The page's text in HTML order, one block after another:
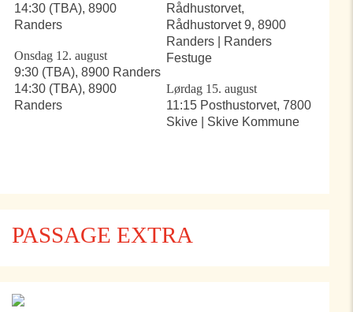
14:30 (TBA), 8900
Randers
Onsdag 12. august
9:30 (TBA), 8900 Randers
14:30 (TBA), 8900
Randers
Rådhustorvet,
Rådhustorvet 9, 8900
Randers | Randers
Festuge
Lørdag 15. august
11:15 Posthustorvet, 7800
Skive | Skive Kommune
PASSAGE EXTRA